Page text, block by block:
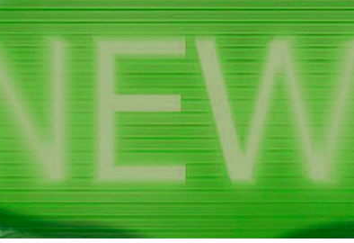
Dilluns
Dimarts
Dimecres
Dijous